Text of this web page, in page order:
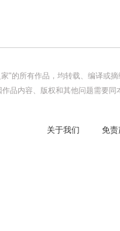
"的所有作品，均转载、编译或
品内容、版权和其他问题需要
关于我们 免责